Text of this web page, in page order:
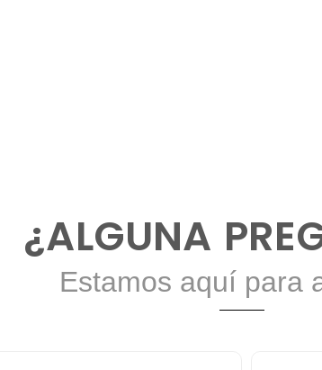
¿ALGUNA
Estamos aquí para